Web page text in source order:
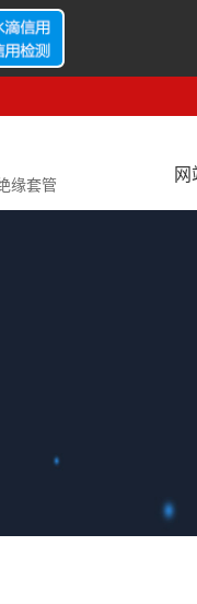
缘套管
网